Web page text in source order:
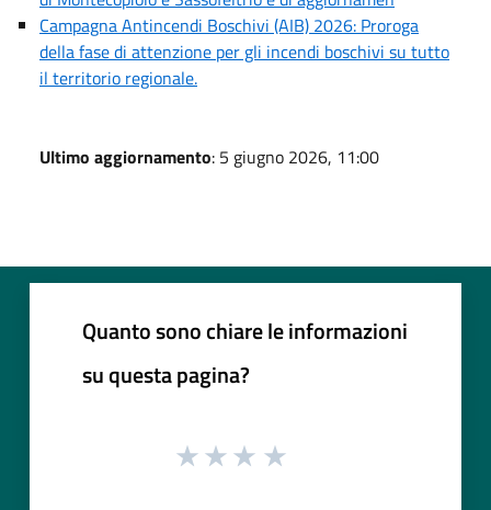
Campagna Antincendi Boschivi (AIB) 2026: Proroga
della fase di attenzione per gli incendi boschivi su tutto
il territorio regionale.
Ultimo aggiornamento: 5 giugno 2026, 11:00
Quanto sono chiare le informazioni
su questa pagina?